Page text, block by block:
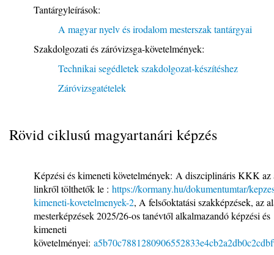
Tantárgyleírások:
A magyar nyelv és irodalom mesterszak tantárgyai
Szakdolgozati és záróvizsga-követelmények:
Technikai segédletek szakdolgozat-készítéshez
Záróvizsgatételek
Rövid ciklusú magyartanári képzés
Képzési és kimeneti követelmények: A diszciplináris KKK az
linkről tölthetők le : https://kormany.hu/dokumentumtar/
kimeneti-kovetelmenyek-2, A felsőoktatási szakképzések, az
mesterképzések 2025/26-os tanévtől alkalmazandó képzési és
kimeneti
követelményei: